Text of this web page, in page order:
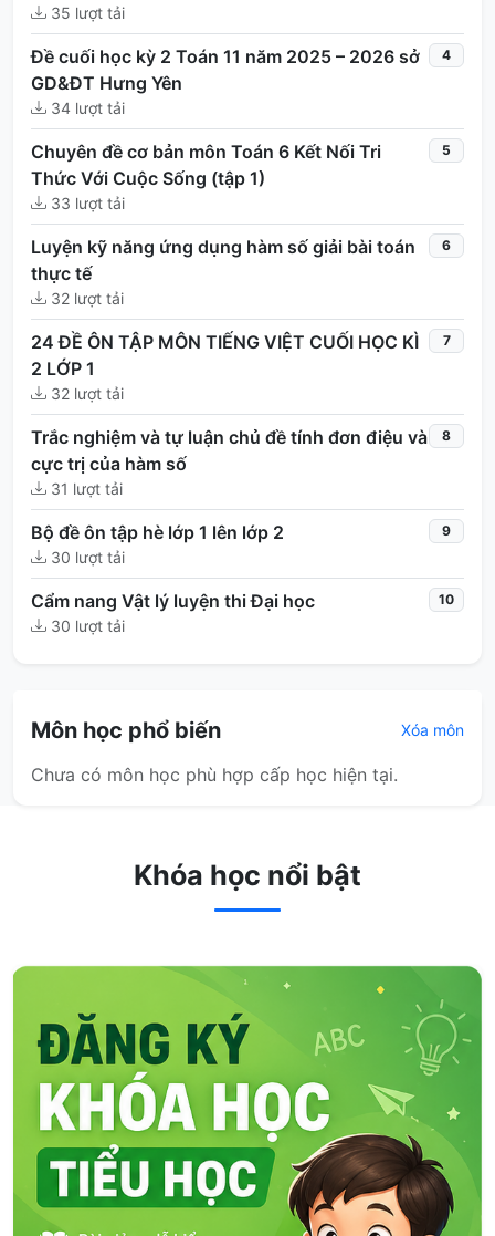
35 lượt tải
Đề cuối học kỳ 2 Toán 11 năm 2025 – 2026 sở
GD&ĐT Hưng Yên
34 lượt tải
4
Chuyên đề cơ bản môn Toán 6 Kết Nối Tri
Thức Với Cuộc Sống (tập 1)
33 lượt tải
5
Luyện kỹ năng ứng dụng hàm số giải bài toán
thực tế
32 lượt tải
6
24 ĐỀ ÔN TẬP MÔN TIẾNG VIỆT CUỐI HỌC KÌ
2 LỚP 1
32 lượt tải
7
Trắc nghiệm và tự luận chủ đề tính đơn điệu và
cực trị của hàm số
31 lượt tải
8
Bộ đề ôn tập hè lớp 1 lên lớp 2
30 lượt tải
9
Cẩm nang Vật lý luyện thi Đại học
30 lượt tải
10
Môn học phổ biến Xóa môn
Chưa có môn học phù hợp cấp học hiện tại.
Khóa học nổi bật